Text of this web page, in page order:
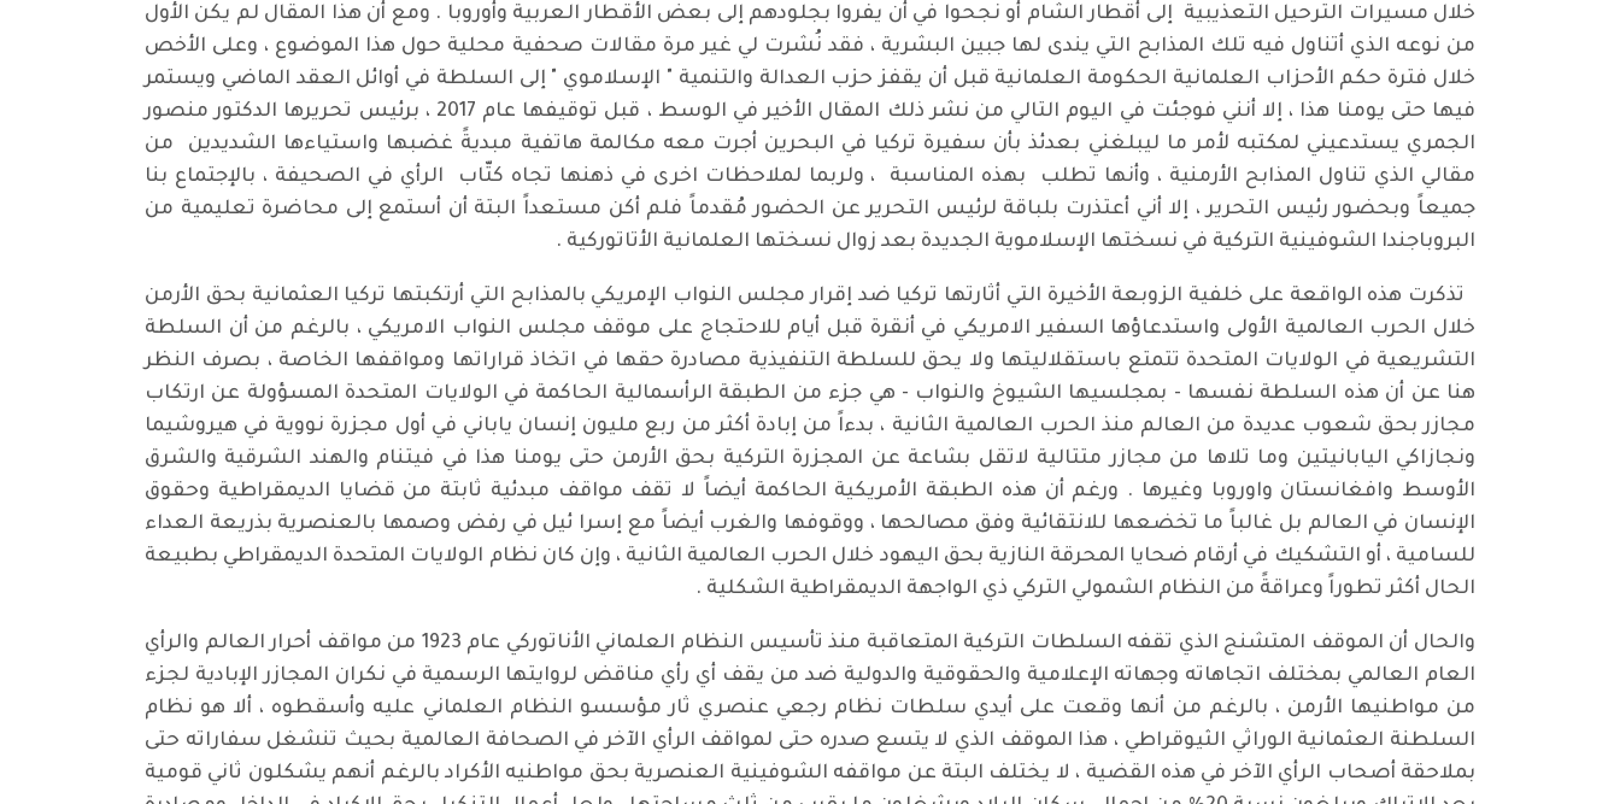
خلال مسيرات الترحيل التعذيبية إلى أقطار الشام أو نجحوا في أن يفروا بجلودهم إلى بعض الأقطار العربية وأوروبا . ومع أن هذا المقال لم يكن الأول
من نوعه الذي أتناول فيه تلك المذابح التي يندى لها جبين البشرية ، فقد نُشرت لي غير مرة مقالات صحفية محلية حول هذا الموضوع ، وعلى الأخص
خلال فترة حكم الأحزاب العلمانية الحكومة العلمانية قبل أن يقفز حزب العدالة والتنمية " الإسلاموي " إلى السلطة في أوائل العقد الماضي ويستمر
فيها حتى يومنا هذا ، إلا أنني فوجئت في اليوم التالي من نشر ذلك المقال الأخير في الوسط ، قبل توقيفها عام 2017 ، برئيس تحريرها الدكتور منصور
الجمري يستدعيني لمكتبه لأمر ما ليبلغني بعدئذ بأن سفيرة تركيا في البحرين أجرت معه مكالمة هاتفية مبديةً غضبها واستياءها الشديدين من
مقالي الذي تناول المذابح الأرمنية ، وأنها تطلب بهذه المناسبة ، ولربما لملاحظات اخرى في ذهنها تجاه كتّاب الرأي في الصحيفة ، بالإجتماع بنا
جميعاً وبحضور رئيس التحرير ، إلا أني أعتذرت بلباقة لرئيس التحرير عن الحضور مُقدماً فلم أكن مستعداً البتة أن أستمع إلى محاضرة تعليمية من
البروباجندا الشوفينية التركية في نسختها الإسلاموية الجديدة بعد زوال نسختها العلمانية الأتاتوركية .
تذكرت هذه الواقعة على خلفية الزوبعة الأخيرة التي أثارتها تركيا ضد إقرار مجلس النواب الإمريكي بالمذابح التي أرتكبتها تركيا العثمانية بحق الأرمن
خلال الحرب العالمية الأولى واستدعاؤها السفير الامريكي في أنقرة قبل أيام للاحتجاج على موقف مجلس النواب الامريكي ، بالرغم من أن السلطة
التشريعية في الولايات المتحدة تتمتع باستقلاليتها ولا يحق للسلطة التنفيذية مصادرة حقها في اتخاذ قراراتها ومواقفها الخاصة ، بصرف النظر
هنا عن أن هذه السلطة نفسها - بمجلسيها الشيوخ والنواب - هي جزء من الطبقة الرأسمالية الحاكمة في الولايات المتحدة المسؤولة عن ارتكاب
مجازر بحق شعوب عديدة من العالم منذ الحرب العالمية الثانية ، بدءاً من إبادة أكثر من ربع مليون إنسان ياباني في أول مجزرة نووية في هيروشيما
ونجازاكي اليابانيتين وما تلاها من مجازر متتالية لاتقل بشاعة عن المجزرة التركية بحق الأرمن حتى يومنا هذا في فيتنام والهند الشرقية والشرق
الأوسط وافغانستان واوروبا وغيرها . ورغم أن هذه الطبقة الأمريكية الحاكمة أيضاً لا تقف مواقف مبدئية ثابتة من قضايا الديمقراطية وحقوق
الإنسان في العالم بل غالباً ما تخضعها للانتقائية وفق مصالحها ، ووقوفها والغرب أيضاً مع إسرا ئيل في رفض وصمها بالعنصرية بذريعة العداء
للسامية ، أو التشكيك في أرقام ضحايا المحرقة النازية بحق اليهود خلال الحرب العالمية الثانية ، وإن كان نظام الولايات المتحدة الديمقراطي بطبيعة
الحال أكثر تطوراً وعراقةً من النظام الشمولي التركي ذي الواجهة الديمقراطية الشكلية .
والحال أن الموقف المتشنج الذي تقفه السلطات التركية المتعاقبة منذ تأسيس النظام العلماني الأناتوركي عام 1923 من مواقف أحرار العالم والرأي
العام العالمي بمختلف اتجاهاته وجهاته الإعلامية والحقوقية والدولية ضد من يقف أي رأي مناقض لروايتها الرسمية في نكران المجازر الإبادية لجزء
من مواطنيها الأرمن ، بالرغم من أنها وقعت على أيدي سلطات نظام رجعي عنصري ثار مؤسسو النظام العلماني عليه وأسقطوه ، ألا هو نظام
السلطنة العثمانية الوراثي الثيوقراطي ، هذا الموقف الذي لا يتسع صدره حتى لمواقف الرأي الآخر في الصحافة العالمية بحيث تنشغل سفاراته حتى
بملاحقة أصحاب الرأي الآخر في هذه القضية ، لا يختلف البتة عن مواقفه الشوفينية العنصرية بحق مواطنيه الأكراد بالرغم أنهم يشكلون ثاني قومية